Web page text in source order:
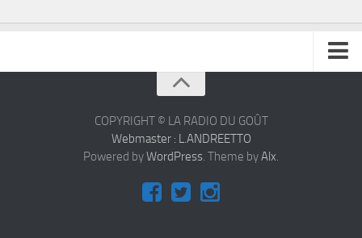
COPYRIGHT © LA RADIO DU GOÛT
Webmaster : L.ANDREETTO
Powered byWordPress. Theme byAlx.